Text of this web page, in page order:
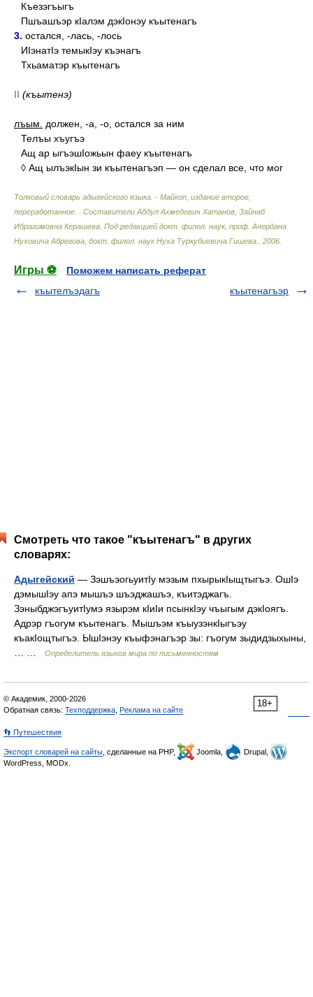
Къезэгъыгъ
Пшъашъэр кIалэм дэкIонэу къытенагъ
3. остался, -лась, -лось
ИIэнатIэ темыкIэу къэнагъ
Тхьаматэр къытенагъ
II (къытенэ)
лъым.
должен, -а, -о, остался за ним
Телъы хъугъэ
Ащ ар ыгъэшIожьын фаеу къытенагъ
◊ Ащ ылъэкIын зи къытенагъэп — он сделал все, что мог
Толковый словарь адыгейского языка. - Майкоп, издание второе,
переработанное.
Составители Абдул Ахмедович Хатанов, Зайнаб
Ибрагимовна Керашева. Под редакцией докт. филол. наук, проф. Ачердана
Нуховича Абрегова, докт. филол. наук Нуха Туркубиевича Гишева.
2006
Игры ⚽
Поможем написать реферат
къытелъэдагъ
къытенагъэр
Смотреть что такое "къытенагъ" в других
словарях:
Адыгейский — ЗэшъэогьуитӀу мэзым пхырыкӀыщтыгъэ. ОшӀэ
дэмышӀэу апэ мышъэ шъэджашъэ, къитэджагъ.
ЗэныбджэгъуитӀумэ язырэм кӀиӀи псынкӀэу чъыгым дэкӀоягъ.
Адрэр гъогум къытенагъ. Мышъэм къыузэнкӀыгъэу
къакӀощтыгъэ. ЫшӀэнэу къыфэнагъэр зы: гъогум зыдидзыхыны,
Определитель языков мира по письменностям
18+
© Академик, 2000-2026
Обратная связь: Техподдержка Реклама на сайте
👣 Путешествия
Экспорт словарей на сайты , сделанные на PHP, Joomla,
Drupal,
WordPress, MODx.